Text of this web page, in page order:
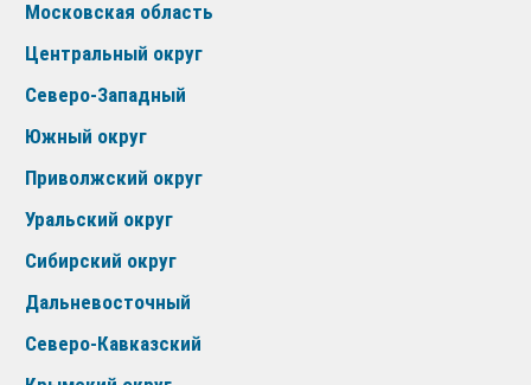
Московская область
Центральный округ
Северо-Западный
Южный округ
Приволжский округ
Уральский округ
Сибирский округ
Дальневосточный
Северо-Кавказский